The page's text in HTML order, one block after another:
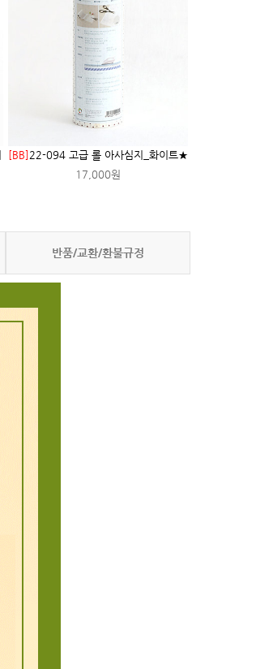
[BB] 22-094 고급 롤 아사심지_화이트★
17,000원
반품/교환/환불규정